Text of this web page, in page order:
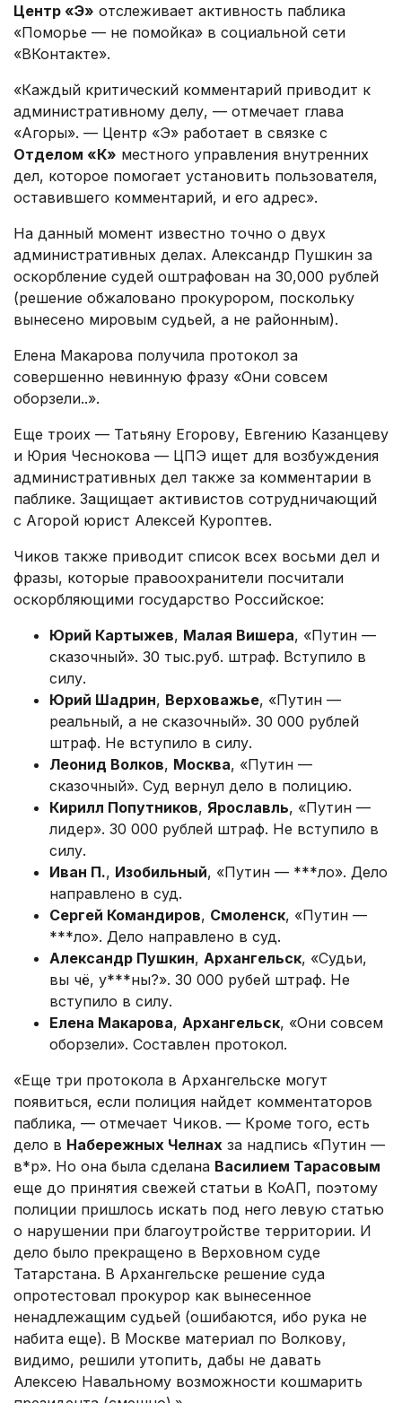
Центр «Э» отслеживает активность паблика
«Поморье — не помойка» в социальной сети
«ВКонтакте».
«Каждый критический комментарий приводит к
административному делу, — отмечает глава
«Агоры». — Центр «Э» работает в связке с
Отделом «К» местного управления внутренних
дел, которое помогает установить пользователя,
оставившего комментарий, и его адрес».
На данный момент известно точно о двух
административных делах. Александр Пушкин за
оскорбление судей оштрафован на 30,000 рублей
(решение обжаловано прокурором, поскольку
вынесено мировым судьей, а не районным).
Елена Макарова получила протокол за
совершенно невинную фразу «Они совсем
оборзели..».
Еще троих — Татьяну Егорову, Евгению Казанцеву
и Юрия Чеснокова — ЦПЭ ищет для возбуждения
административных дел также за комментарии в
паблике. Защищает активистов сотрудничающий
с Агорой юрист Алексей Куроптев.
Чиков также приводит список всех восьми дел и
фразы, которые правоохранители посчитали
оскорбляющими государство Российское:
Юрий Картыжев, Малая Вишера, «Путин —
сказочный». 30 тыс.руб. штраф. Вступило в
силу.
Юрий Шадрин, Верховажье, «Путин —
реальный, а не сказочный». 30 000 рублей
штраф. Не вступило в силу.
Леонид Волков, Москва, «Путин —
сказочный». Суд вернул дело в полицию.
Кирилл Попутников, Ярославль, «Путин —
лидер». 30 000 рублей штраф. Не вступило в
силу.
Иван П., Изобильный, «Путин — ***ло». Дело
направлено в суд.
Сергей Командиров, Смоленск, «Путин —
***ло». Дело направлено в суд.
Александр Пушкин, Архангельск, «Судьи,
вы чё, у***ны?». 30 000 рубей штраф. Не
вступило в силу.
Елена Макарова, Архангельск, «Они совсем
оборзели». Составлен протокол.
«Еще три протокола в Архангельске могут
появиться, если полиция найдет комментаторов
паблика, — отмечает Чиков. — Кроме того, есть
дело в Набережных Челнах за надпись «Путин —
в*р». Но она была сделана Василием Тарасовым
еще до принятия свежей статьи в КоАП, поэтому
полиции пришлось искать под него левую статью
о нарушении при благоутройстве территории. И
дело было прекращено в Верховном суде
Татарстана. В Архангельске решение суда
опротестовал прокурор как вынесенное
ненадлежащим судьей (ошибаются, ибо рука не
набита еще). В Москве материал по Волкову,
видимо, решили утопить, дабы не давать
Алексею Навальному возможности кошмарить